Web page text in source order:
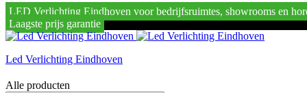
LED Verlichting Eindhoven voor bedrijfsruimtes, showrooms en
Laagste prijs garantie
Led Verlichting Eindhoven
Alle producten